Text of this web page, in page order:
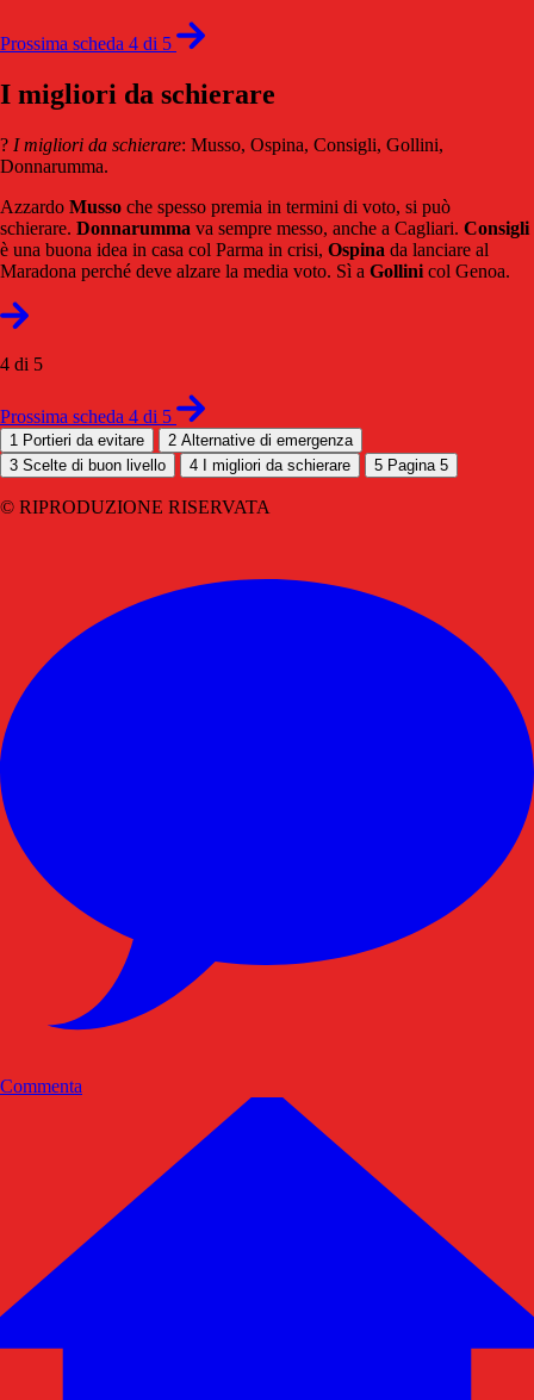
Prossima scheda 4 di 5
I migliori da schierare
? I migliori da schierare: Musso, Ospina, Consigli, Gollini,
Donnarumma.
Azzardo Musso che spesso premia in termini di voto, si può
schierare. Donnarumma va sempre messo, anche a Cagliari. Consigli
è una buona idea in casa col Parma in crisi, Ospina da lanciare al
Maradona perché deve alzare la media voto. Sì a Gollini col Genoa.
4 di 5
Prossima scheda 4 di 5
1 Portieri da evitare 2 Alternative di emergenza
3 Scelte di buon livello 4 I migliori da schierare 5 Pagina 5
© RIPRODUZIONE RISERVATA
Commenta